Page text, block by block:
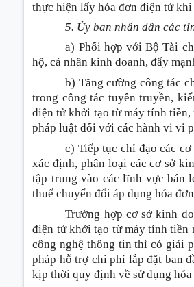
thực hiện lấy hóa đơn điện tử
5. Ủy ban nhân dân các
a) Phối hợp với Bộ Tài
hộ, cá nhân kinh doanh, đẩy
b) Tăng cường công tác
trong công tác tuyên truyền,
điện tử khởi tạo từ máy tính
pháp luật đối với các hành vi vi
c) Tiếp tục chỉ đạo các
xác định, phân loại các cơ sở
tập trung vào các lĩnh vực bán
thuế chuyển đổi áp dụng hóa
Trường hợp cơ sở kinh
điện tử khởi tạo từ máy tính tiền
công nghệ thông tin thì có giải
pháp hỗ trợ chi phí lắp đặt ban
kịp thời quy định về sử dụng